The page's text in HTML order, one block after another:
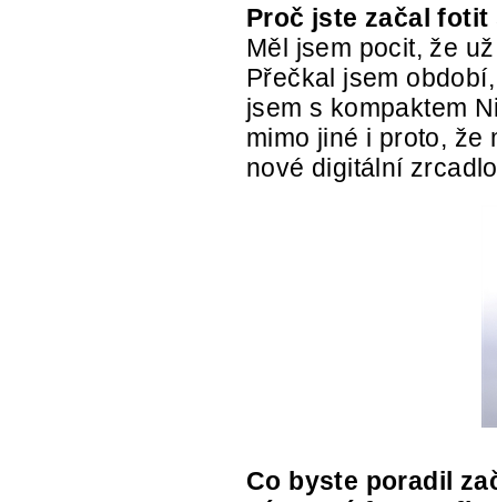
Proč jste začal
Měl jsem pocit, že
Přečkal jsem
jsem s kompaktem
mimo jiné i proto, že
nové digitální
Co byste poradil